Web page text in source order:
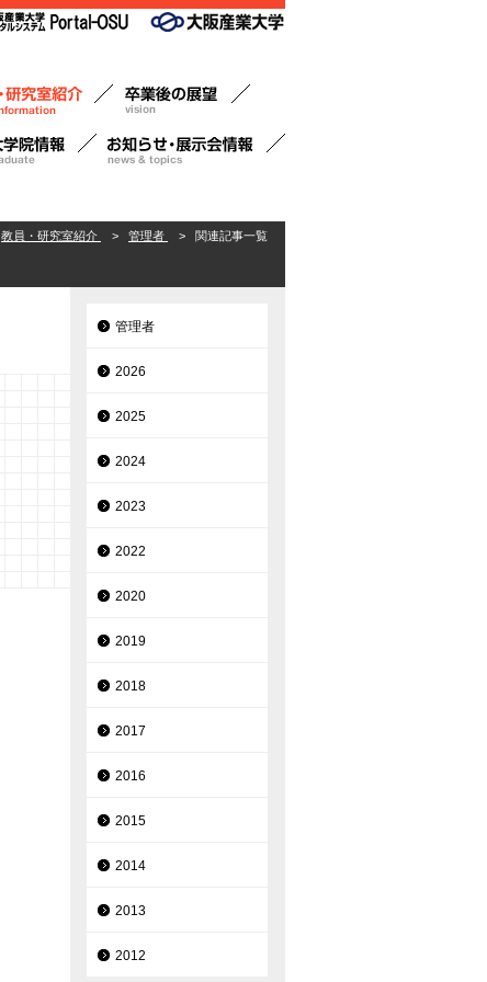
教員・研究室紹介 > 管理者 > 関連記事一覧
管理者
2026
2025
2024
2023
2022
2020
2019
2018
2017
2016
2015
2014
2013
2012